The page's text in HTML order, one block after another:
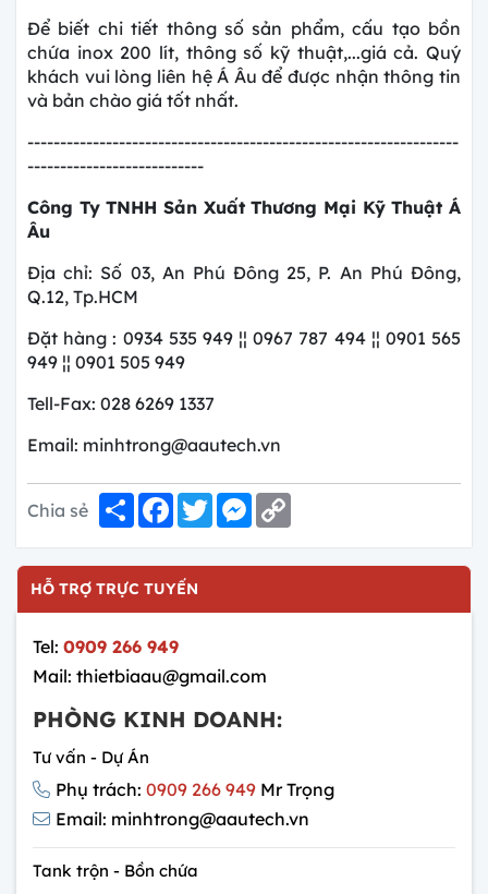
Để biết chi tiết thông số sản phẩm, cấu tạo bồn
chứa inox 200 lít, thông số kỹ thuật,...giá cả. Quý
khách vui lòng liên hệ Á Âu để được nhận thông tin
và bản chào giá tốt nhất.
------------------------------------------------------------------
---------------------------
Công Ty TNHH Sản Xuất Thương Mại Kỹ Thuật Á
Âu
Địa chỉ: Số 03, An Phú Đông 25, P. An Phú Đông,
Q.12, Tp.HCM
Đặt hàng : 0934 535 949 ¦¦ 0967 787 494 ¦¦ 0901 565
949 ¦¦ 0901 505 949
Tell-Fax: 028 6269 1337
Email: minhtrong@aautech.vn
Chia sẻ ShareFacebook
TwitterMessenger
HỖ TRỢ TRỰC TUYẾN
Tel: 0909 266 949
Mail: thietbiaau@gmail.com
PHÒNG KINH DOANH:
Tư vấn - Dự Án
Phụ trách: 0909 266 949 Mr Trọng
Email: minhtrong@aautech.vn
Tank trộn - Bồn chứa